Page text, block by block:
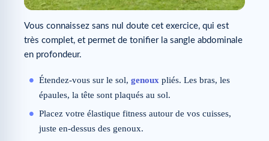
Vous connaissez sans nul doute cet exercice, qui est
très complet, et permet de tonifier la sangle abdominale
en profondeur.
Étendez-vous sur le sol, genoux pliés. Les bras, les
épaules, la tête sont plaqués au sol.
Placez votre élastique fitness autour de vos cuisses,
juste en-dessus des genoux.